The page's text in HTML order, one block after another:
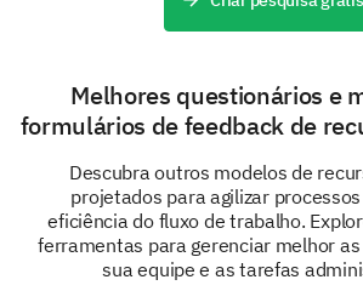
Is there anything else you would
Finalizing Your Request
Almost done! Just a few more
Melhores questionários e
formulários de feedback de
Descubra outros modelos de
projetados para agilizar
eficiência do fluxo de trabalho.
ferramentas para gerenciar melhor
sua equipe e as tarefas